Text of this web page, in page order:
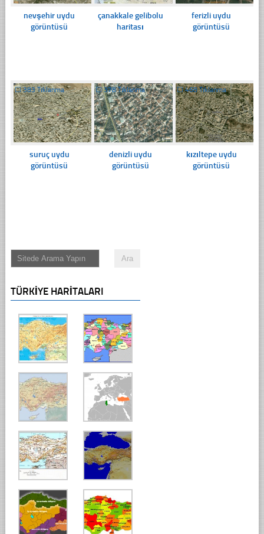
nevşehir uydu
görüntüsü
çanakkale gelibolu
haritası
ferizli uydu
görüntüsü
☐383 Tıklanma
suruç uydu
görüntüsü
☐378 Tıklanma
denizli uydu
görüntüsü
☐468 Tıklanma
kızıltepe uydu
görüntüsü
TÜRKIYE HARITALARI